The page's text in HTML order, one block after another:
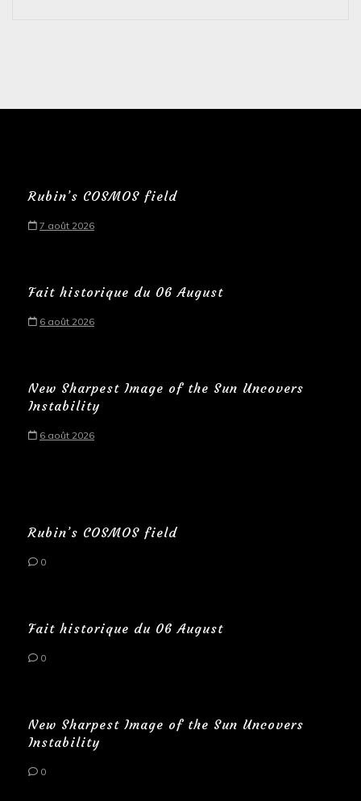
Rubin’s COSMOS field
7 août 2026
Fait historique du 06 August
6 août 2026
New Sharpest Image of the Sun Uncovers
Instability
6 août 2026
Rubin’s COSMOS field
0
Fait historique du 06 August
0
New Sharpest Image of the Sun Uncovers
Instability
0